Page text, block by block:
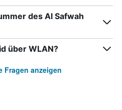
des Al Safwah
über WLAN?
Fragen anzeigen